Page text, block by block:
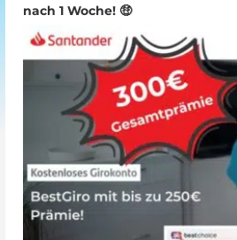
nach 1 Woche! 🤑